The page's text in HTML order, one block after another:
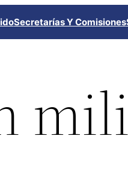
Secretarías Y Comisiones